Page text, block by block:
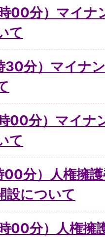
時00分）マイ
て
30分）マイナ
時00分）マイ
て
00分）人権擁
設について
00分）人権擁